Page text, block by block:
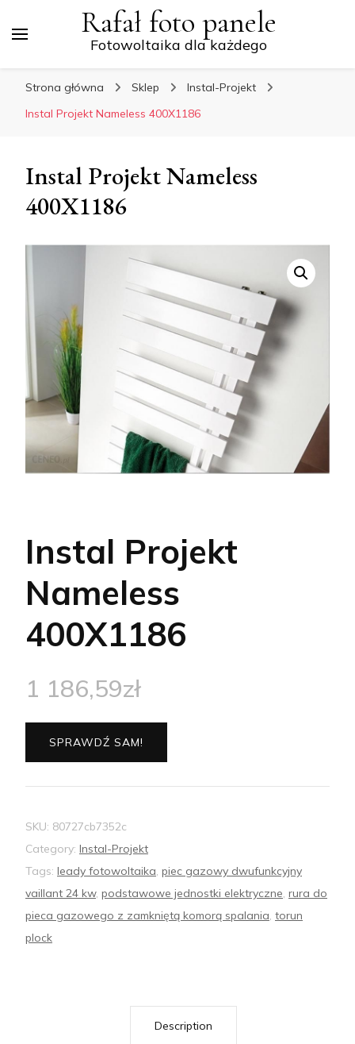
Rafał foto panele
Fotowoltaika dla każdego
Strona główna Sklep
Instal-Projekt
Instal Projekt Nameless 400X1186
Instal Projekt Nameless
400X1186
Instal Projekt
Nameless
400X1186
1 186,59zł
SPRAWDŹ SAM!
SKU: 80727cb7352c
Category: Instal-Projekt
Tags: leady fotowoltaika, piec gazowy dwufunkcyjny
vaillant 24 kw, podstawowe jednostki elektryczne, rura do
pieca gazowego z zamkniętą komorą spalania, torun
plock
Description